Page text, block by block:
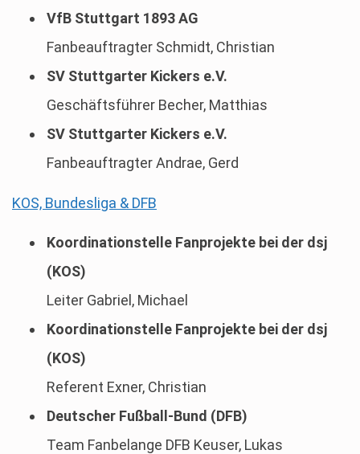
VfB Stuttgart 1893 AG
Fanbeauftragter Schmidt, Christian
SV Stuttgarter Kickers e.V.
Geschäftsführer Becher, Matthias
SV Stuttgarter Kickers e.V.
Fanbeauftragter Andrae, Gerd
KOS, Bundesliga & DFB
Koordinationstelle Fanprojekte bei der dsj
(KOS)
Leiter Gabriel, Michael
Koordinationstelle Fanprojekte bei der dsj
(KOS)
Referent Exner, Christian
Deutscher Fußball-Bund (DFB)
Team Fanbelange DFB Keuser, Lukas